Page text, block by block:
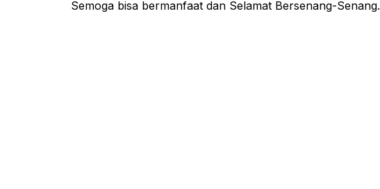
Semoga bisa bermanfaat dan Selamat Bersenang-Senang.